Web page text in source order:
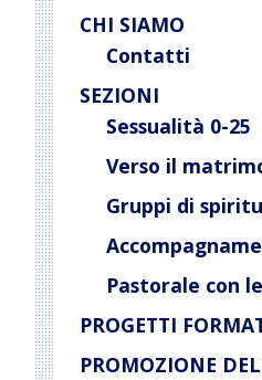
CHI SIAMO
Contatti
SEZIONI
Sessualità 0-25
Verso il
Gruppi di
Pastorale con
PROGETTI
PROMOZIONE